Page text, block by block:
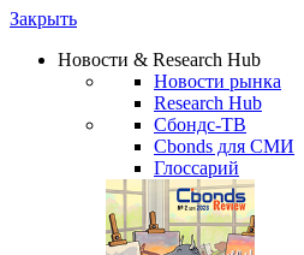
Надстройка XLS
Сбондс Люди
Новости & Research Hub
Новости рынка
Research Hub
Сбондс-ТВ
Cbonds для СМИ
Глоссарий